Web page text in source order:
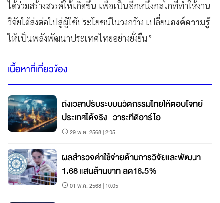
ได้ร่วมสร้างสรรค์ให้เกิดขึ้น เพื่อเป็นอีกหนึ่งกลไกที่ทำให้งาน
วิจัยได้ส่งต่อไปสู่ผู้ใช้ประโยชน์ในวงกว้าง เปลี่ยนองค์ความรู้
ให้เป็นพลังพัฒนาประเทศไทยอย่างยั่งยืน”
เนื้อหาที่เกี่ยวข้อง
ถึงเวลาปรับระบบนวัตกรรมไทยให้ตอบโจทย์
ประเทศได้จริง | วาระทีดีอาร์ไอ
29 พ.ค. 2568 | 2:05
ผลสำรวจค่าใช้จ่ายด้านการวิจัยและพัฒนา
1.68 แสนล้านบาท ลด16.5%
01 พ.ค. 2568 | 10:05